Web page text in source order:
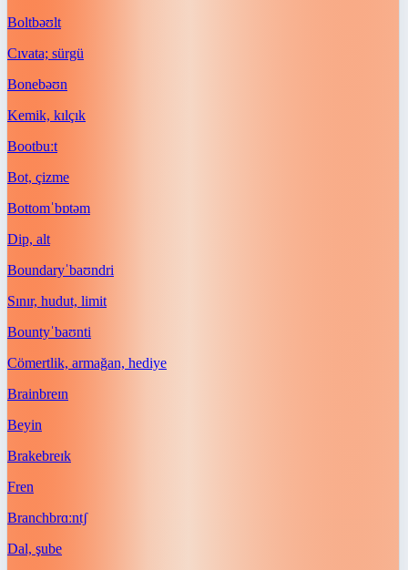
Boltbəʊlt
Cıvata; sürgü
Bonebəʊn
Kemik, kılçık
Bootbuːt
Bot, çizme
Bottomˈbɒtəm
Dip, alt
Boundaryˈbaʊndri
Sınır, hudut, limit
Bountyˈbaʊnti
Cömertlik, armağan, hediye
Brainbreɪn
Beyin
Brakebreɪk
Fren
Branchbrɑːntʃ
Dal, şube